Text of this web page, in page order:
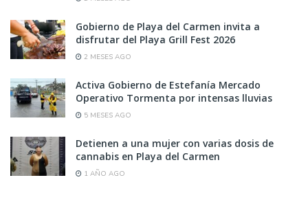
Gobierno de Playa del Carmen invita a
disfrutar del Playa Grill Fest 2026
2 MESES AGO
Activa Gobierno de Estefanía Mercado
Operativo Tormenta por intensas lluvias
5 MESES AGO
Detienen a una mujer con varias dosis de
cannabis en Playa del Carmen
1 AÑO AGO